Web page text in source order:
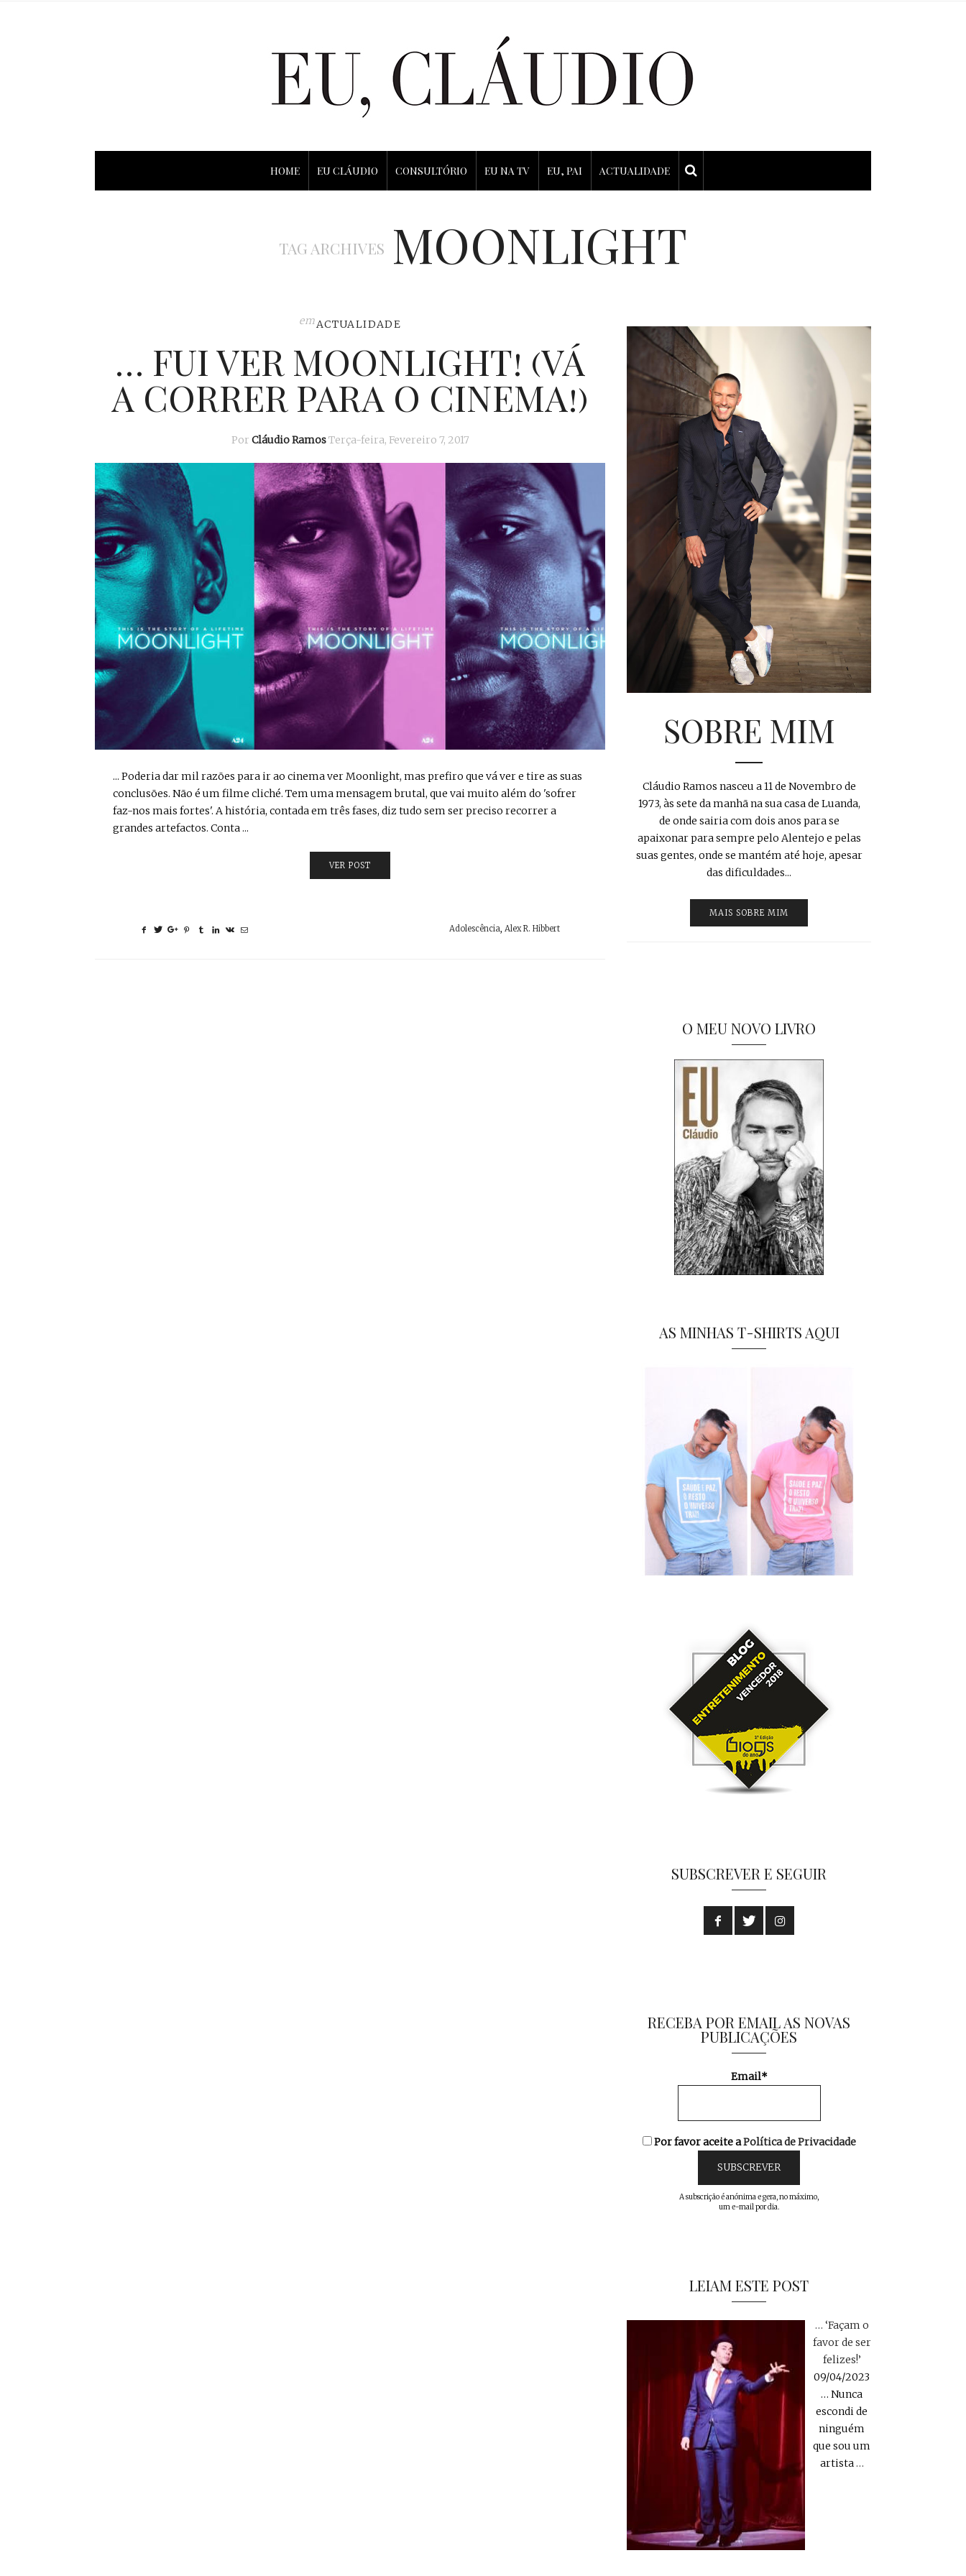
HOME EU CLÁUDIO CONSULTÓRIO EU NA TV EU, PAI ACTUALIDADE
TAG ARCHIVES MOONLIGHT
emACTUALIDADE
… FUI VER MOONLIGHT! (VÁ
A CORRER PARA O CINEMA!)
Por Cláudio RamosTerça-feira, Fevereiro 7, 2017
... Poderia dar mil razões para ir ao cinema ver Moonlight, mas prefiro que vá ver e tire as suas
conclusões. Não é um filme cliché. Tem uma mensagem brutal, que vai muito além do 'sofrer
faz-nos mais fortes'. A história, contada em três fases, diz tudo sem ser preciso recorrer a
grandes artefactos. Conta ...
VER POST
Adolescência,Alex R. Hibbert
SOBRE MIM
Cláudio Ramos nasceu a 11 de Novembro de
1973, às sete da manhã na sua casa de Luanda,
de onde sairia com dois anos para se
apaixonar para sempre pelo Alentejo e pelas
suas gentes, onde se mantém até hoje, apesar
das dificuldades...
MAIS SOBRE MIM
O MEU NOVO LIVRO
AS MINHAS T-SHIRTS AQUI
SUBSCREVER E SEGUIR
RECEBA POR EMAIL AS NOVAS
PUBLICAÇÕES
Email*
Por favor aceite aPolítica de Privacidade
A subscrição é anónima e gera, no máximo,
um e-mail por dia.
LEIAM ESTE POST
… ‘Façam o
favor de ser
felizes!’
09/04/2023
… Nunca
escondi de
ninguém
que sou um
artista…